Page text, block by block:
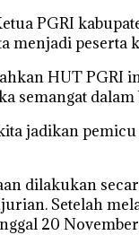
PGRI
menjadi peserta
HUT PGRI
semangat
jadikan
dilakukan
Setelah
20